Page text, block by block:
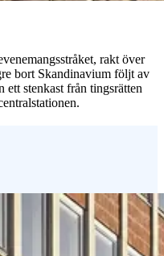
rakt över
bort Skandinavium följt av
ett stenkast från tingsrätten